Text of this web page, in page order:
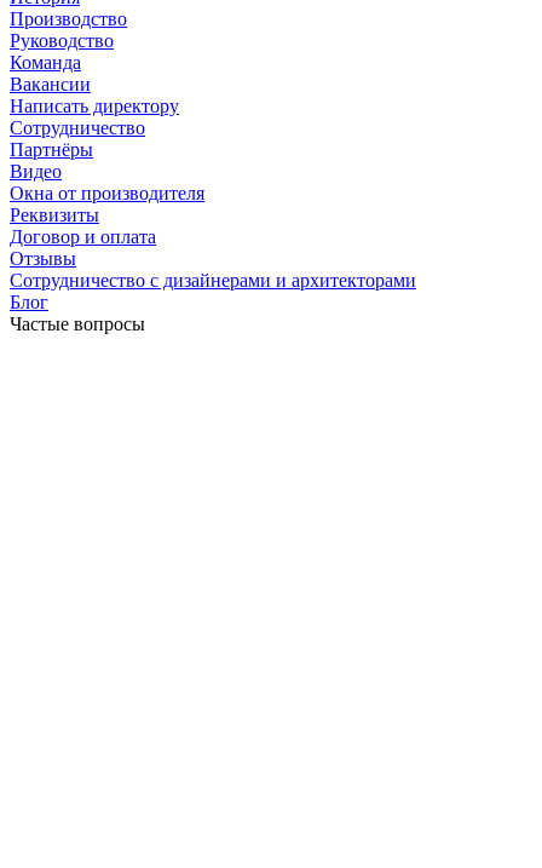
Производство
Руководство
Команда
Вакансии
Написать директору
Сотрудничество
Партнёры
Видео
Окна от производителя
Реквизиты
Договор и оплата
Отзывы
Сотрудничество с дизайнерами и архитекторами
Блог
Частые вопросы